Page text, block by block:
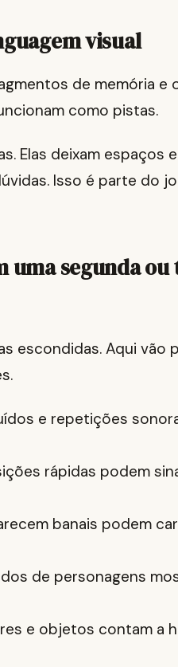
visual
de memória e
como pistas.
Elas deixam espaços
Isso é parte do
uma segunda
escondidas. Aqui vão
e repetições
rápidas podem
banais podem
de personagens
e objetos contam a